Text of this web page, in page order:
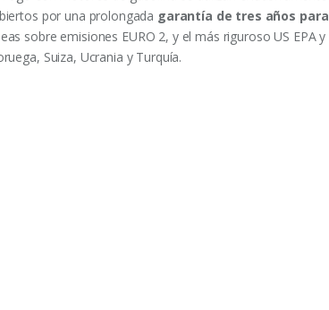
por una prolongada garantía de tres años
sobre emisiones EURO 2, y el más riguroso US EPA
Suiza, Ucrania y Turquía.